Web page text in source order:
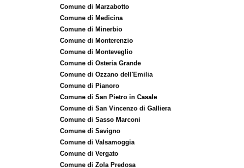
Comune di Marzabotto
Comune di Medicina
Comune di Minerbio
Comune di Monterenzio
Comune di Monteveglio
Comune di Osteria Grande
Comune di Ozzano dell'Emilia
Comune di Pianoro
Comune di San Pietro in Casale
Comune di San Vincenzo di Galliera
Comune di Sasso Marconi
Comune di Savigno
Comune di Valsamoggia
Comune di Vergato
Comune di Zola Predosa